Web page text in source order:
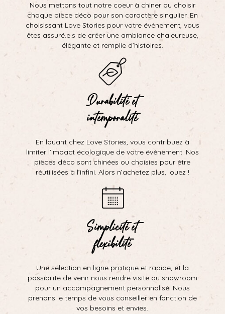
Nous mettons tout notre coeur à chiner ou choisir
chaque pièce déco pour son caractère singulier. En
choisissant Love Stories pour votre événement, vous
êtes assuré.e.s de créer une ambiance chaleureuse,
élégante et remplie d’histoires.
Durabilité et
intemporalité
En louant chez Love Stories, vous contribuez à
limiter l’impact écologique de votre événement. Nos
pièces déco sont chinées ou choisies pour être
réutilisées à l’infini. Alors n’achetez plus, louez !
Simplicité et
flexibilité
Une sélection en ligne pratique et rapide, et la
possibilité de venir nous rendre visite au showroom
pour un accompagnement personnalisé. Nous
prenons le temps de vous conseiller en fonction de
vos besoins et envies.